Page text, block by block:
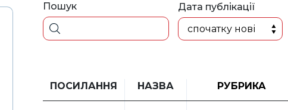
Пошук
Дата публікації
спочатку нові
ПОСИЛАННЯ НАЗВА РУБРИКА